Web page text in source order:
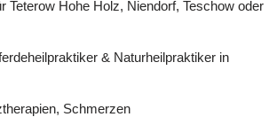
Teterow Hohe Holz, Niendorf, Teschow oder
& Naturheilpraktiker in
Schmerzen